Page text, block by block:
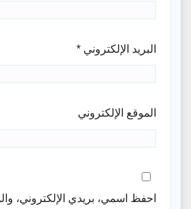
البريد الإلكتروني *
الموقع الإلكتروني
احفظ اسمي، بريدي الإلكتروني،